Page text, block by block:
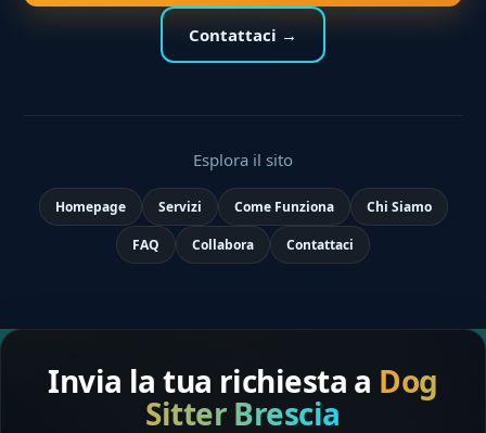
Contattaci →
Esplora il sito
Homepage Servizi Come Funziona Chi Siamo
FAQ Collabora Contattaci
Invia la tua richiesta a Dog
Sitter Brescia